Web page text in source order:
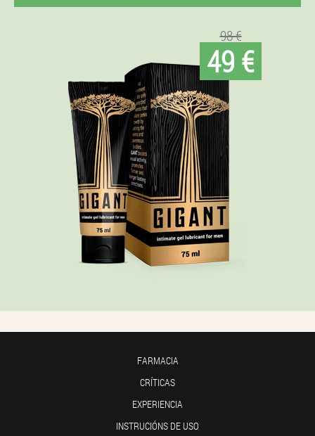
98 €
49 €
FARMACIA
CRÍTICAS
EXPERIENCIA
INSTRUCIÓNS DE USO